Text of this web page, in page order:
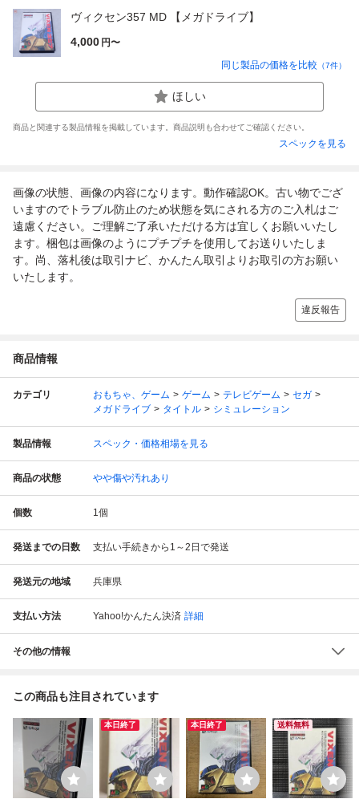
ヴィクセン357 MD 【メガドライブ】
4,000 円〜
同じ製品の価格を比較 （7件）
ほしい
商品と関連する製品情報を掲載しています。商品説明も合わせてご確認ください。
スペックを見る
画像の状態、画像の内容になります。動作確認OK。古い物でござ
いますのでトラブル防止のため状態を気にされる方のご入札はご
遠慮ください。ご理解ご了承いただける方は宜しくお願いいたし
ます。梱包は画像のようにプチプチを使用してお送りいたしま
す。尚、落札後は取引ナビ、かんたん取引よりお取引の方お願い
いたします。
違反報告
商品情報
カテゴリ おもちゃ、ゲーム ゲーム テレビゲーム
セガ
メガドライブ
タイトル シミュレーション
製品情報 スペック・価格相場を見る
商品の状態 やや傷や汚れあり
個数 1個
発送までの日数 支払い手続きから1～2日で発送
発送元の地域 兵庫県
支払い方法 Yahoo!かんたん決済 詳細
その他の情報
この商品も注目されています
本日終了 本日終了 送料無料